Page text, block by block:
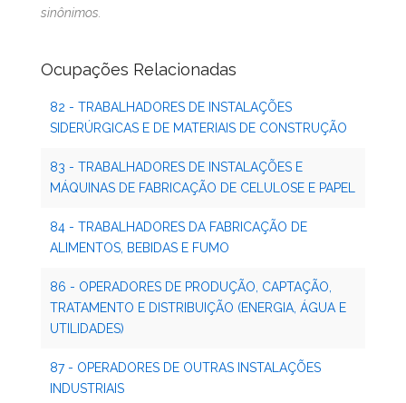
sinônimos.
Ocupações Relacionadas
82 - TRABALHADORES DE INSTALAÇÕES
SIDERÚRGICAS E DE MATERIAIS DE CONSTRUÇÃO
83 - TRABALHADORES DE INSTALAÇÕES E
MÁQUINAS DE FABRICAÇÃO DE CELULOSE E PAPEL
84 - TRABALHADORES DA FABRICAÇÃO DE
ALIMENTOS, BEBIDAS E FUMO
86 - OPERADORES DE PRODUÇÃO, CAPTAÇÃO,
TRATAMENTO E DISTRIBUIÇÃO (ENERGIA, ÁGUA E
UTILIDADES)
87 - OPERADORES DE OUTRAS INSTALAÇÕES
INDUSTRIAIS